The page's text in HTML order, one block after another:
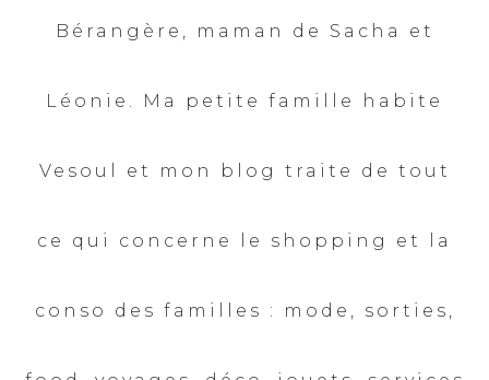
Bérangère, maman de Sacha et
Léonie. Ma petite famille habite
Vesoul et mon blog traite de tout
ce qui concerne le shopping et la
conso des familles : mode, sorties,